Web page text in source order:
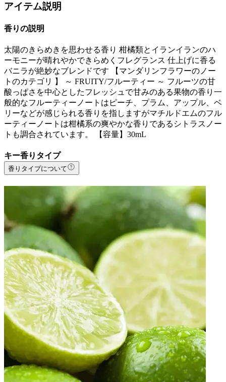
アイテム説明
香りの説明
太陽のきらめきを思わせる香り 柑橘類とイランイランのハ
ーモニーが晴れやかできらめくフレグランス 仕上げに香る
バニラが絶妙なブレンドです 【マンダリンフラワーのノー
トのカテゴリ 】 ～ FRUITY/フルーティー ～ フルーツの甘
酸っぱさを中心としたフレッシュで甘みのある果物の香り一
般的なフルーティーノートはピーチ、プラム、アップル、ベ
リーなどが感じられる香りを指しますがマチルドエムのフル
ーティーノートは柑橘系の爽やかな香りであるシトラスノー
トも調合されています。 【容量】30mL
キー香りタイプ
香りタイプについて